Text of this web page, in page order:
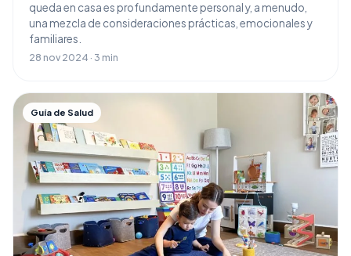
queda en casa es profundamente personal y, a menudo,
una mezcla de consideraciones prácticas, emocionales y
familiares.
28 nov 2024 · 3 min
Guía de Salud